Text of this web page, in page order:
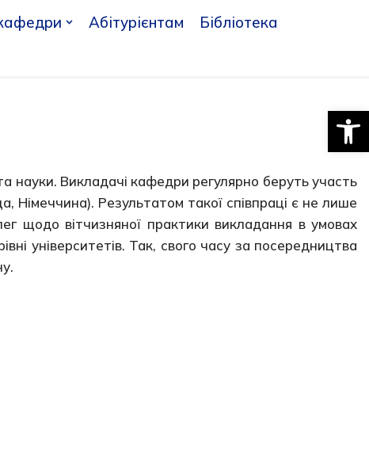
Абітурієнтам
Бібліотека
науки. Викладачі кафедри регулярно беруть участь
Німеччина). Результатом такої співпраці є не лише
щодо вітчизняної практики викладання в умовах
університетів. Так, свого часу за посередництва